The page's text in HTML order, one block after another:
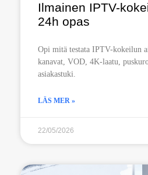
Ilmainen IPTV-
24h opas
Opi mitä testata IPTV-kokeilun
kanavat, VOD, 4K-laatu,
asiakastuki.
LÄS MER »
22/05/2026